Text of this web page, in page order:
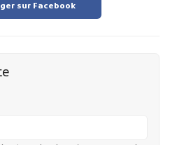
sur Facebook